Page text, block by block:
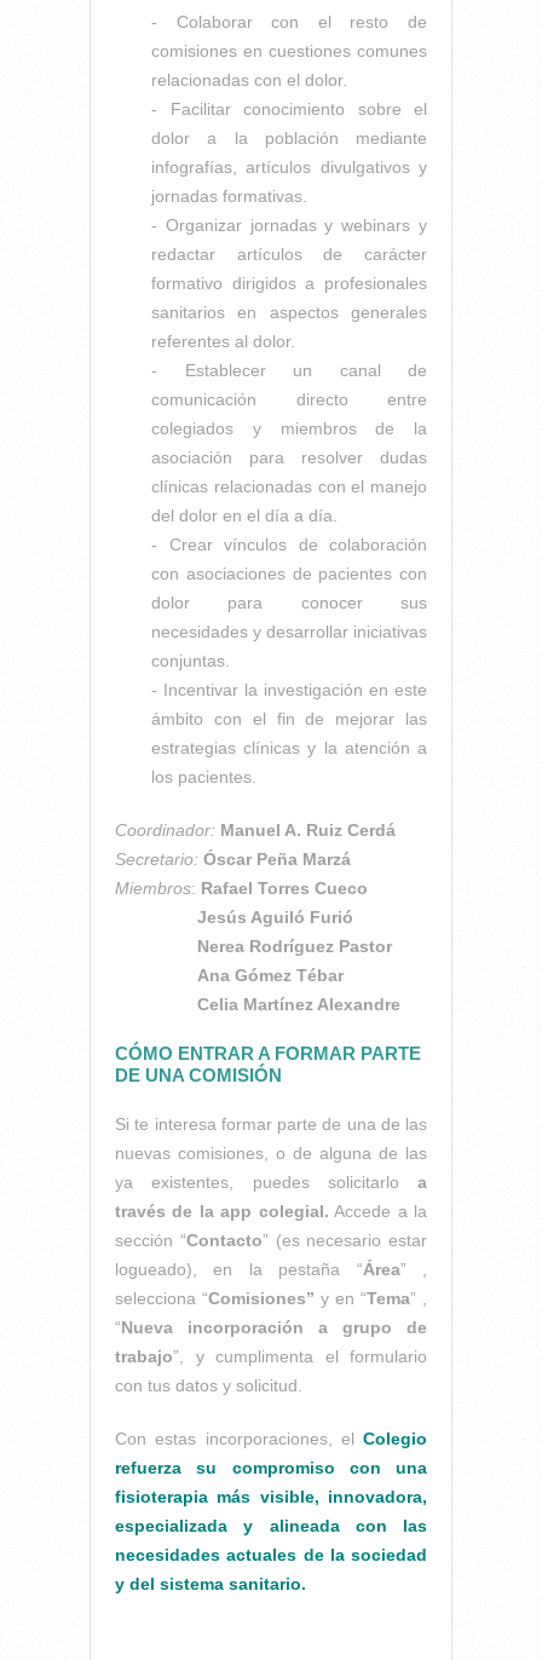
- Colaborar con el resto de
comisiones en cuestiones comunes
relacionadas con el dolor.
- Facilitar conocimiento sobre el
dolor a la población mediante
infografías, artículos divulgativos y
jornadas formativas.
- Organizar jornadas y webinars y
redactar artículos de carácter
formativo dirigidos a profesionales
sanitarios en aspectos generales
referentes al dolor.
- Establecer un canal de
comunicación directo entre
colegiados y miembros de la
asociación para resolver dudas
clínicas relacionadas con el manejo
del dolor en el día a día.
- Crear vínculos de colaboración
con asociaciones de pacientes con
dolor para conocer sus
necesidades y desarrollar iniciativas
conjuntas.
- Incentivar la investigación en este
ámbito con el fin de mejorar las
estrategias clínicas y la atención a
los pacientes.
Coordinador: Manuel A. Ruiz Cerdá
Secretario: Óscar Peña Marzá
Miembros: Rafael Torres Cueco
Jesús Aguiló Furió
Nerea Rodríguez Pastor
Ana Gómez Tébar
Celia Martínez Alexandre
CÓMO ENTRAR A FORMAR PARTE
DE UNA COMISIÓN
Si te interesa formar parte de una de las
nuevas comisiones, o de alguna de las
ya existentes, puedes solicitarlo a
través de la app colegial. Accede a la
sección “Contacto” (es necesario estar
logueado), en la pestaña “Área” ,
selecciona “Comisiones” y en “Tema” ,
“Nueva incorporación a grupo de
trabajo”, y cumplimenta el formulario
con tus datos y solicitud.
Con estas incorporaciones, el Colegio
refuerza su compromiso con una
fisioterapia más visible, innovadora,
especializada y alineada con las
necesidades actuales de la sociedad
y del sistema sanitario.